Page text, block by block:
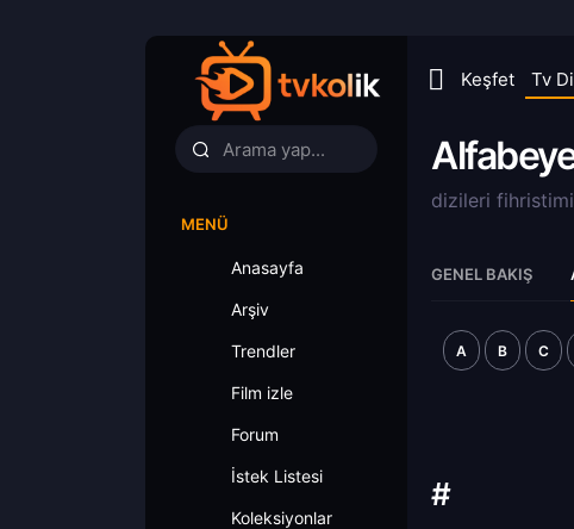
Keşfet Tv
MENÜ
Anasayfa
Arşiv
Trendler
Film izle
Forum
İstek Listesi
Koleksiyonlar
dizileri
GENEL BAKIŞ
A B C
#